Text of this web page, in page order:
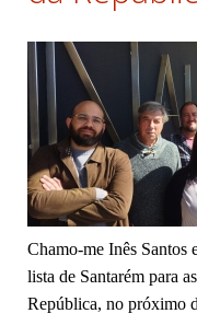
Chamo-me Inês Santos
lista de Santarém para
República, no próximo